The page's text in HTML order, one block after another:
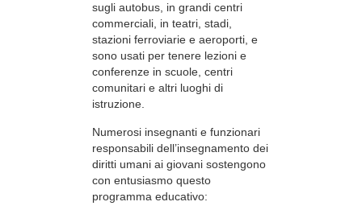
sugli autobus, in grandi centri
commerciali, in teatri, stadi,
stazioni ferroviarie e aeroporti, e
sono usati per tenere lezioni e
conferenze in scuole, centri
comunitari e altri luoghi di
istruzione.
Numerosi insegnanti e funzionari
responsabili dell’insegnamento dei
diritti umani ai giovani sostengono
con entusiasmo questo
programma educativo: